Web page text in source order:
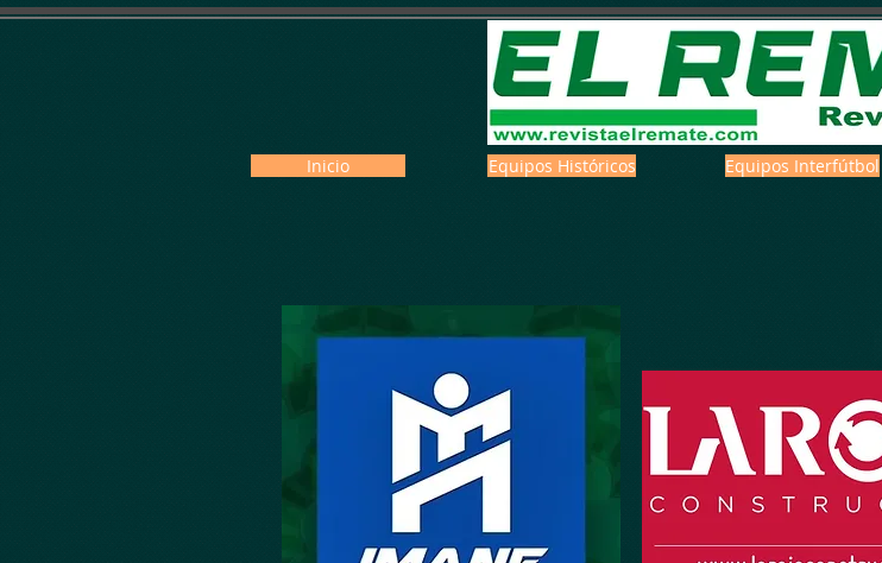
Inicio Equipos Históricos Equipos Interfútbol